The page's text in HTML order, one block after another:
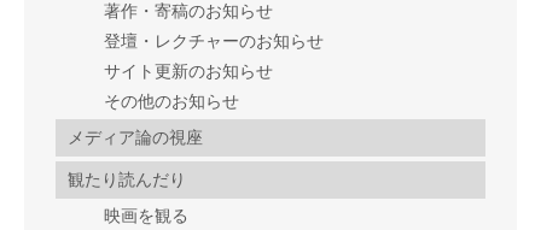
著作・寄稿のお知らせ
登壇・レクチャーのお知らせ
サイト更新のお知らせ
その他のお知らせ
メディア論の視座
観たり読んだり
映画を観る